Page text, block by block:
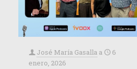
José María Gasalla a
6
enero, 2026